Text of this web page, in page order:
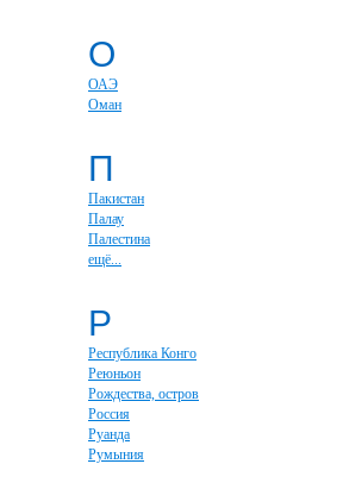
О
ОАЭ
Оман
П
Пакистан
Палау
Палестина
ещё...
Р
Республика Конго
Реюньон
Рождества, остров
Россия
Руанда
Румыния